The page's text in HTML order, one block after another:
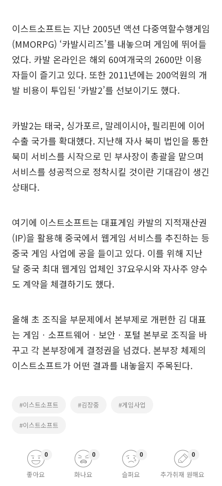
이스트소프트는 지난 2005년 액션 다중역할수행게임
(MMORPG) ‘카발시리즈’를 내놓으며 게임에 뛰어들
었다. 카발 온라인은 해외 60여개국의 2600만 이용
자들이 즐기고 있다. 또한 2011년에는 200억원의 개
발 비용이 투입된 ‘카발2’를 선보이기도 했다.
카발2는 태국, 싱가포르, 말레이시아, 필리핀에 이어
수출 국가를 확대했다. 지난해 자사 북미 법인을 통한
북미 서비스를 시작으로 민 부사장이 총괄을 맡으며
서비스를 성공적으로 정착시킬 것이란 기대감이 생긴
상태다.
여기에 이스트소프트는 대표게임 카발의 지적재산권
(IP)을 활용해 중국에서 웹게임 서비스를 추진하는 등
중국 게임 사업에 공을 들이고 있다. 이를 위해 지난
달 중국 최대 웹게임 업체인 37요우시와 자사주 양수
도 계약을 체결하기도 했다.
올해 초 조직을 부문제에서 본부제로 개편한 김 대표
는 게임ㆍ소프트웨어ㆍ보안ㆍ포털 본부로 조직을 바
꾸고 각 본부장에게 결정권을 넘겼다. 본부장 체제의
이스트소프트가 어떤 결과를 내놓을지 주목된다.
#이스트소프트 #김장중 #게임사업
#이스트소프트
좋아요
0
화나요
0
슬퍼요
0
추가취재 원해요
0